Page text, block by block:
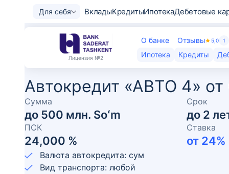
Для себя ВкладыКредитыИпотекаДебетовые
Лицензия №2
О банке Отзывы 5,0 1
Ипотека Кредиты
Автокредит «АВТО 4»
Сумма
до 500 млн. Soʻm
Срок
до 2
ПСК
24,000 %
Ставка
от 24%
Валюта автокредита: сум
Вид транспорта: любой